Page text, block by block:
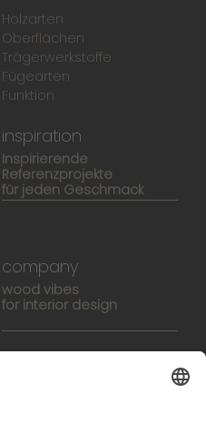
Holzarten
Oberflächen
Trägerwerkstoffe
Fügearten
Funktion
inspiration
Inspirierende
Referenzprojekte
für jeden Geschmack
company
wood vibes
for interior design
europlacHOUSE